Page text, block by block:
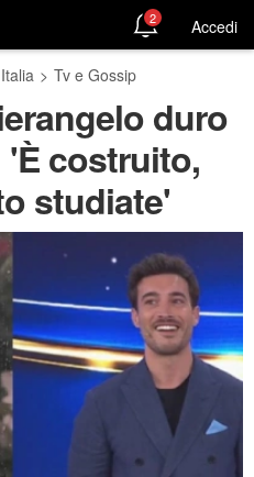
2 Accedi
> Tv e Gossip
duro
costruito,
studiate'